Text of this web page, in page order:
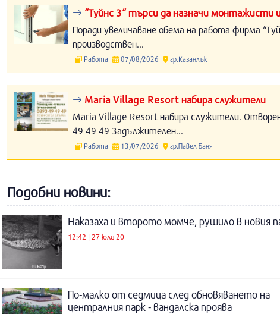
“Туйнс 3“ търси да назначи монтажисти
Поради увеличаване обема на работа фирма
производствен...
Работа 07/08/2026 гр.Казанлък
Maria Village Resort набира служители
Maria Village Resort набира служители.
49 49 49 Задължителен...
Работа 13/07/2026 гр.Павел Баня
Подобни новини:
Наказаха и второто момче, рушило в новия
12:42 | 27 юли 20
По-малко от седмица след обновяването на
централния парк - вандалска проява